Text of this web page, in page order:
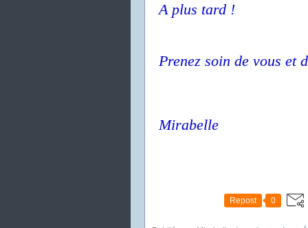
A plus tard !
Prenez soin de vous et
Mirabelle
Repost 0